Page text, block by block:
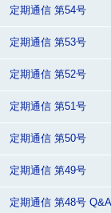
定期通信 第54号
定期通信 第53号
定期通信 第52号
定期通信 第51号
定期通信 第50号
定期通信 第49号
定期通信 第48号 Q&A